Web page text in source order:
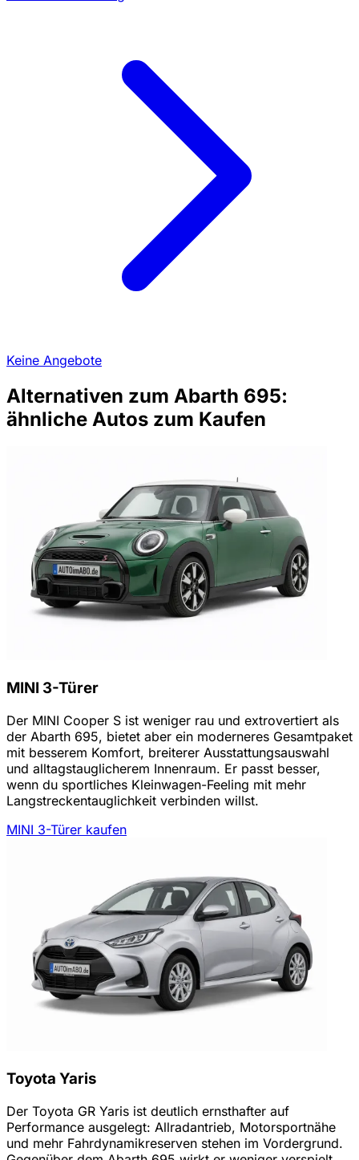
Keine Angebote
Alternativen zum Abarth 695:
ähnliche Autos zum Kaufen
MINI 3-Türer
Der MINI Cooper S ist weniger rau und extrovertiert als
der Abarth 695, bietet aber ein moderneres Gesamtpaket
mit besserem Komfort, breiterer Ausstattungsauswahl
und alltagstauglicherem Innenraum. Er passt besser,
wenn du sportliches Kleinwagen-Feeling mit mehr
Langstreckentauglichkeit verbinden willst.
MINI 3-Türer kaufen
Toyota Yaris
Der Toyota GR Yaris ist deutlich ernsthafter auf
Performance ausgelegt: Allradantrieb, Motorsportnähe
und mehr Fahrdynamikreserven stehen im Vordergrund.